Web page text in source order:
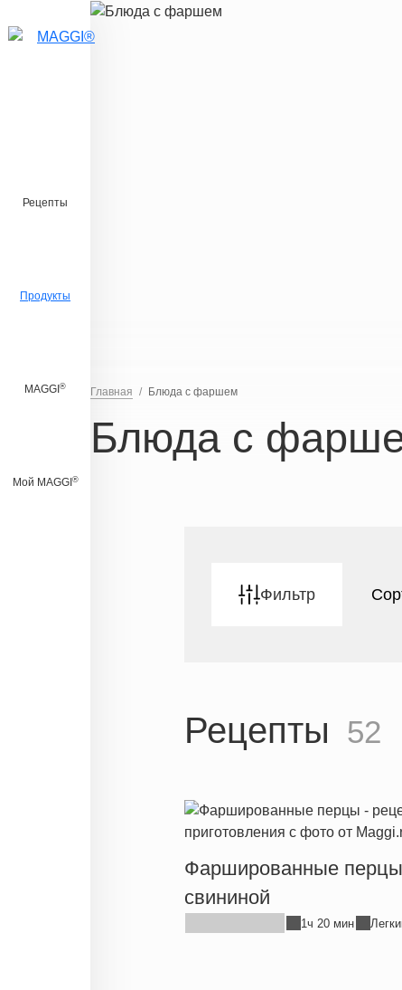
Перейти к основному содержанию
Рецепты
Продукты
MAGGI ®
Мой MAGGI ®
Главная Блюда с фаршем
Блюда с
Фильтр
Рецепты 52
Фаршированные
свининой
1ч 20 мин